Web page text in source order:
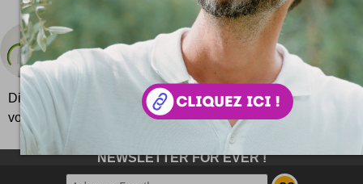
Verso Diverso
Une bien belle idée pour arroser ses plantes en
bonheur ! Avec un simple bec verseur à visser.
Diverso c'est une invention design signée Nicolas Le
voir, c'est un...
NEWSLETTER FOR EVER !